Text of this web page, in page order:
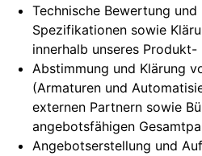
首页
Home
Technische Bewertung
Spezifikationen sowie
innerhalb unseres
Abstimmung und Klärung
(Armaturen und
externen Partnern sowie
angebotsfähigen
Angebotserstellung und